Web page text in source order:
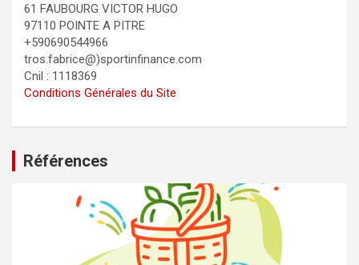
61 FAUBOURG VICTOR HUGO
97110 POINTE A PITRE
+590690544966
tros.fabrice@)sportinfinance.com
Cnil : 1118369
Conditions Générales du Site
Références